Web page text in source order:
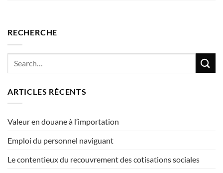
RECHERCHE
ARTICLES RÉCENTS
Valeur en douane à l’importation
Emploi du personnel naviguant
Le contentieux du recouvrement des cotisations sociales